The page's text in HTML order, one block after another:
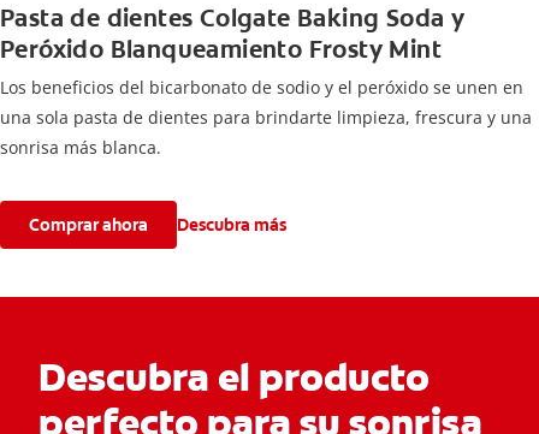
Pasta de dientes Colgate Baking Soda y
Peróxido Blanqueamiento Frosty Mint
Los beneficios del bicarbonato de sodio y el peróxido se unen en
una sola pasta de dientes para brindarte limpieza, frescura y una
sonrisa más blanca.
Comprar ahora Descubra más
Descubra el producto
perfecto para su sonrisa